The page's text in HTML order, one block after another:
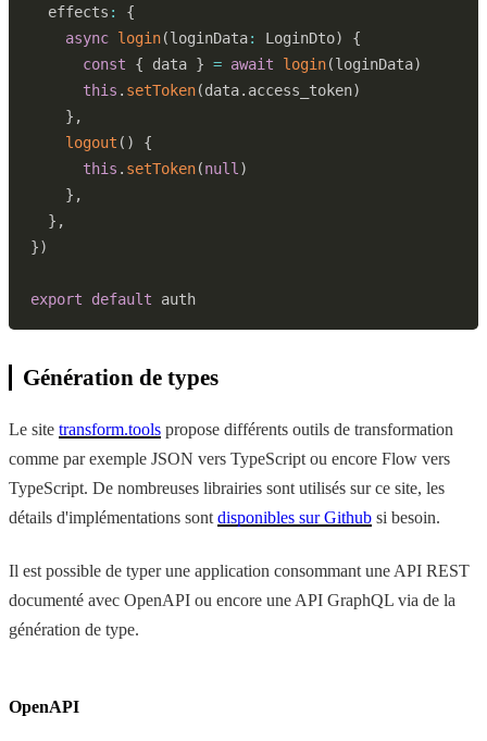
  effects
:
{
async login(loginData: LoginDto)
{
const
{ data } = await login(loginData)
this . setToken(data. access_token)
} ,
logout ( )
{
this . setToken(null )
} ,
} ,
})
export default
Génération de types
Le site transform.tools propose différents outils de transformation
comme par exemple JSON vers TypeScript ou encore Flow vers
TypeScript. De nombreuses librairies sont utilisés sur ce site, les
détails d'implémentations sont disponibles sur Github si besoin.
Il est possible de typer une application consommant une API REST
documenté avec OpenAPI ou encore une API GraphQL via de la
génération de type.
OpenAPI